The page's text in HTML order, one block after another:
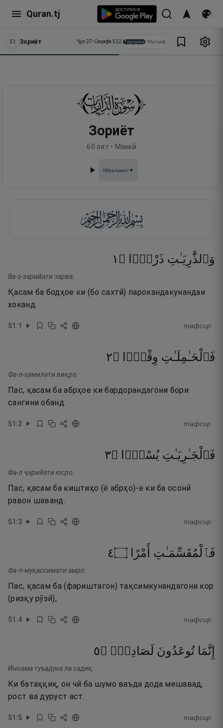
Quran.tj
51 Зориёт Ҷуз 27•Саҳифа 522 Тарҷума Мусҳаф
Зориёт
60 оят • Маккӣ
ℹ️Маълумот▼
وَٱلذَّٰرِيَـٰتِ ذَرْوًۭا ۝ ١
Ва-з-зарийати зарва.
Қасам ба бодҳое ки (бо сахтӣ) парокандакунандаи
хоканд.
51:1 тафсир
فَٱلْحَـٰمِلَـٰتِ وِقْرًۭا ۝٢
Фа-л-ҳамилати виқро.
Пас, қасам ба абрҳое ки бардорандагони бори
сангини обанд.
51:2 тафсир
فَٱلْجَـٰرِيَـٰتِ يُسْرًۭا ۝٣
Фа-л ҷарийати юсро.
Пас, қасам ба киштиҳо (ё абрҳо)-е ки ба осонӣ
равон шаванд.
51:3 тафсир
فَٱلْمُقَسِّمَـٰتِ أَمْرًا ۝٤
Фа-л-муқассимати амро.
Пас, қасам ба (фариштагон) тақсимкунандагони кор
(ризқу рӯзӣ),
51:4 тафсир
إِنَّمَا تُوعَدُونَ لَصَادِقٌۭ ۝٥
Иннама туъадуна ла садиқ.
Ки батаҳқиқ, он чӣ ба шумо ваъда дода мешавад,
рост ва дуруст аст.
51:5 тафсир